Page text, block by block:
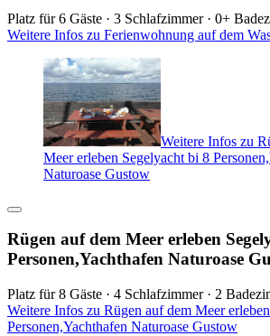
Platz für 6 Gäste · 3 Schlafzimmer · 0+
Weitere Infos zu Ferienwohnung auf dem
Weitere Infos zu
Meer erleben Segelyacht bi 8
Naturoase Gustow
Rügen auf dem Meer erleben
Personen,Yachthafen Naturoase
Platz für 8 Gäste · 4 Schlafzimmer · 2
Weitere Infos zu Rügen auf dem Meer
Personen,Yachthafen Naturoase Gustow